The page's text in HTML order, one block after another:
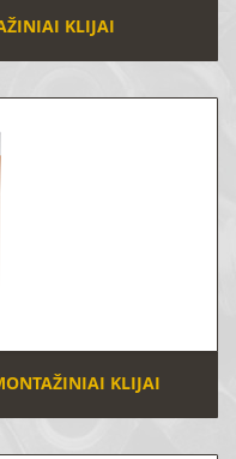
KLIJAI
KLIJAI